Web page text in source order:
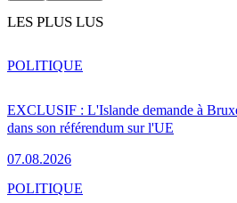
LES PLUS LUS
EXCLUSIF : L'Islande demande à
dans son référendum sur l'UE
07.08.2026
POLITIQUE
POLITIQUE